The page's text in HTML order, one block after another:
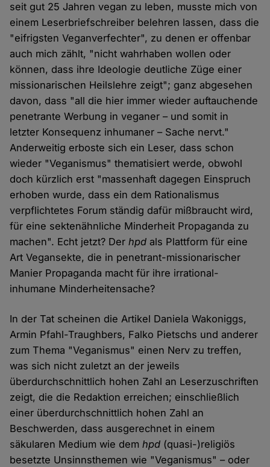
seit gut 25 Jahren vegan zu leben, musste mich von
einem Leserbriefschreiber belehren lassen, dass die
"eifrigsten Veganverfechter", zu denen er offenbar
auch mich zählt, "nicht wahrhaben wollen oder
können, dass ihre Ideologie deutliche Züge einer
missionarischen Heilslehre zeigt"; ganz abgesehen
davon, dass "all die hier immer wieder auftauchende
penetrante Werbung in veganer – und somit in
letzter Konsequenz inhumaner – Sache nervt."
Anderweitig erboste sich ein Leser, dass schon
wieder "Veganismus" thematisiert werde, obwohl
doch kürzlich erst "massenhaft dagegen Einspruch
erhoben wurde, dass ein dem Rationalismus
verpflichtetes Forum ständig dafür mißbraucht wird,
für eine sektenähnliche Minderheit Propaganda zu
machen". Echt jetzt? Derhpd als Plattform für eine
Art Vegansekte, die in penetrant-missionarischer
Manier Propaganda macht für ihre irrational-
inhumane Minderheitensache?
In der Tat scheinen die Artikel Daniela Wakoniggs,
Armin Pfahl-Traughbers, Falko Pietschs und anderer
zum Thema "Veganismus" einen Nerv zu treffen,
was sich nicht zuletzt an der jeweils
überdurchschnittlich hohen Zahl an Leserzuschriften
zeigt, die die Redaktion erreichen; einschließlich
einer überdurchschnittlich hohen Zahl an
Beschwerden, dass ausgerechnet in einem
säkularen Medium wie demhpd (quasi-)religiös
besetzte Unsinnsthemen wie "Veganismus" – oder